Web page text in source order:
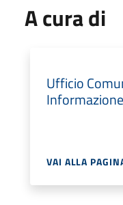
A cura di
Ufficio
Informazione
VAI ALLA